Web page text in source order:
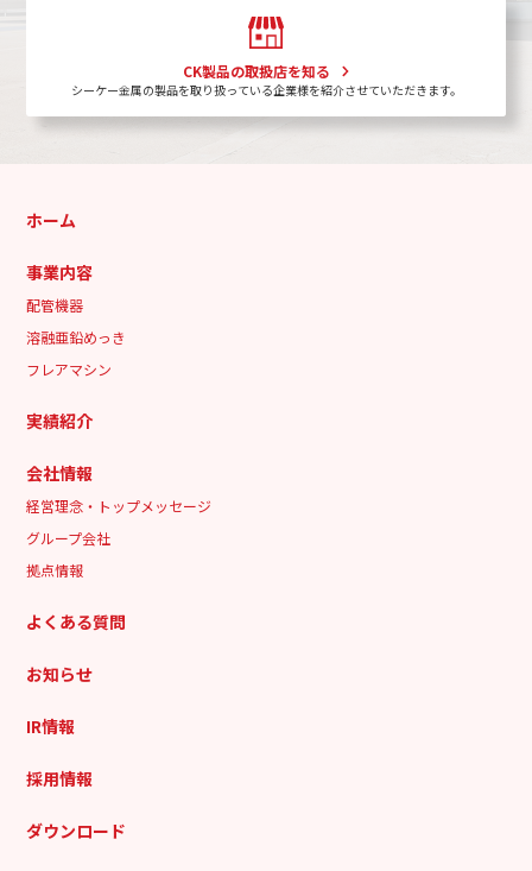
CK製品の取扱店を知る
シーケー金属の製品を取り扱っている企業様を紹介させていただきます。
ホーム
事業内容
配管機器
溶融亜鉛めっき
フレアマシン
実績紹介
会社情報
経営理念・トップメッセージ
グループ会社
拠点情報
よくある質問
お知らせ
IR情報
採用情報
ダウンロード